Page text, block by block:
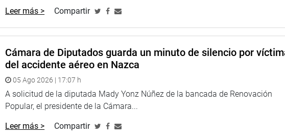
Leer más > Compartir
Cámara de Diputados guarda un minuto de silencio por
del accidente aéreo en Nazca
05 Ago 2026 | 17:07 h
A solicitud de la diputada Mady Yonz Núñez de la bancada de Renovación
Popular, el presidente de la Cámara...
Leer más > Compartir